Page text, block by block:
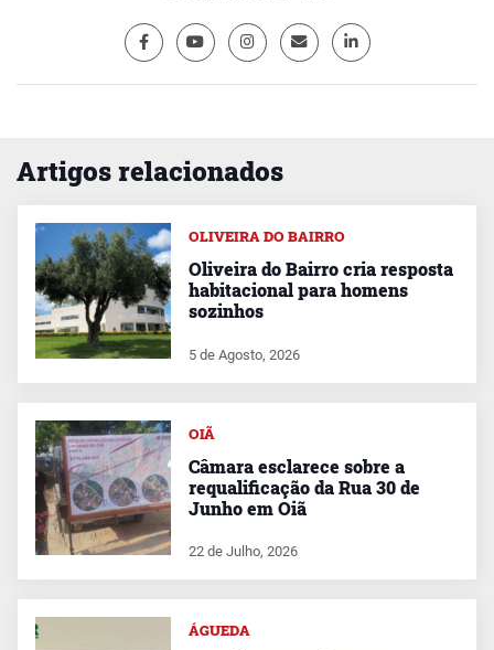
Artigos relacionados
OLIVEIRA DO BAIRRO
Oliveira do Bairro cria resposta
habitacional para homens
sozinhos
5 de Agosto, 2026
OIÃ
Câmara esclarece sobre a
requalificação da Rua 30 de
Junho em Oiã
22 de Julho, 2026
ÁGUEDA